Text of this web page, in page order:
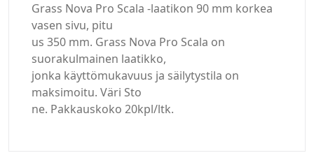
Grass Nova Pro Scala -laatikon 90 mm korkea
vasen sivu, pitu
us 350 mm. Grass Nova Pro Scala on
suorakulmainen laatikko,
jonka käyttömukavuus ja säilytystila on
maksimoitu. Väri Sto
ne. Pakkauskoko 20kpl/ltk.